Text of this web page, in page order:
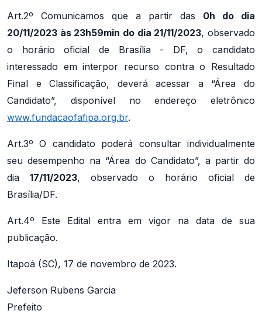
Art.2º Comunicamos que a partir das 0h do dia
20/11/2023 às 23h59min do dia 21/11/2023, observado
o horário oficial de Brasília - DF, o candidato
interessado em interpor recurso contra o Resultado
Final e Classificação, deverá acessar a “Área do
Candidato”, disponível no endereço eletrônico
www.fundacaofafipa.org.br.
Art.3º O candidato poderá consultar individualmente
seu desempenho na “Área do Candidato”, a partir do
dia 17/11/2023, observado o horário oficial de
Brasília/DF.
Art.4º Este Edital entra em vigor na data de sua
publicação.
Itapoá (SC), 17 de novembro de 2023.
Jeferson Rubens Garcia
Prefeito